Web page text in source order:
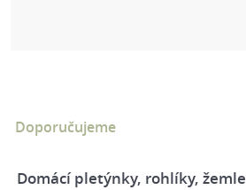
Doporučujeme
Domácí pletýnky, rohlíky, žemle